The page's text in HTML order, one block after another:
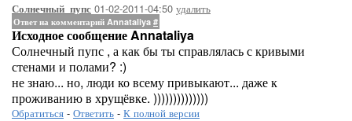
Солнечный_пупс 01-02-2011-04:50 удалить
Ответ на комментарий Annataliya #
Исходное сообщение Annataliya
Солнечный пупс , а как бы ты справлялась с кривыми
стенами и полами? :)
не знаю... но, люди ко всему привыкают... даже к
проживанию в хрущёвке. ))))))))))))))
Обратиться - Ответить - К полной версии